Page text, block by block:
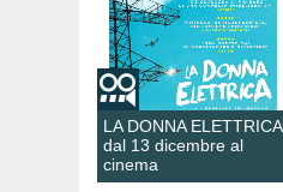
LA DONNA ELETTRICA
dal 13 dicembre al
cinema